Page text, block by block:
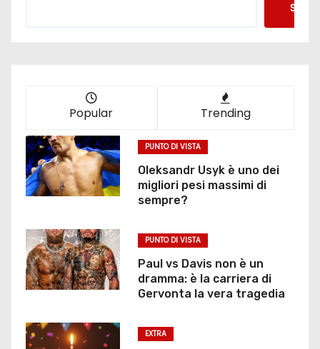
Popular Trending
PUNTO DI VISTA
Oleksandr Usyk è uno dei
migliori pesi massimi di
sempre?
PUNTO DI VISTA
Paul vs Davis non è un
dramma: è la carriera di
Gervonta la vera tragedia
EXTRA